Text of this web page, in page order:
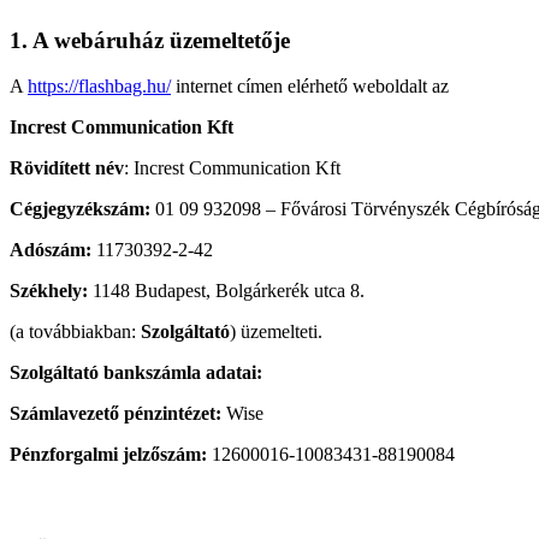
1. A webáruház üzemeltetője
A https://flashbag.hu/internet címen elérhető weboldalt az
Increst Communication Kft
Rövidített név: Increst Communication Kft
Cégjegyzékszám: 01 09 932098 – Fővárosi Törvényszék
Adószám: 11730392-2-42
Székhely: 1148 Budapest, Bolgárkerék utca 8.
(a továbbiakban: Szolgáltató) üzemelteti.
Szolgáltató bankszámla adatai:
Számlavezető pénzintézet: Wise
Pénzforgalmi jelzőszám: 12600016-10083431-88190084